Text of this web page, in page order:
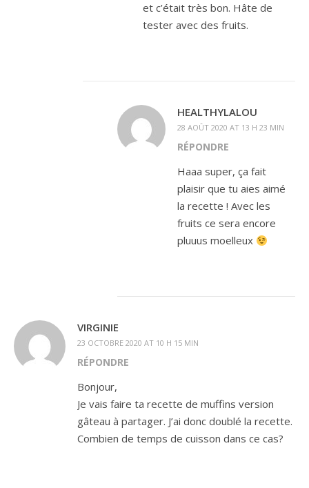
et c’était très bon. Hâte de
tester avec des fruits.
HEALTHYLALOU
28 AOÛT 2020 AT 13 H 23 MIN
RÉPONDRE
Haaa super, ça fait
plaisir que tu aies aimé
la recette ! Avec les
fruits ce sera encore
pluuus moelleux
VIRGINIE
23 OCTOBRE 2020 AT 10 H 15 MIN
RÉPONDRE
Bonjour,
Je vais faire ta recette de muffins version
gâteau à partager. J’ai donc doublé la recette.
Combien de temps de cuisson dans ce cas?